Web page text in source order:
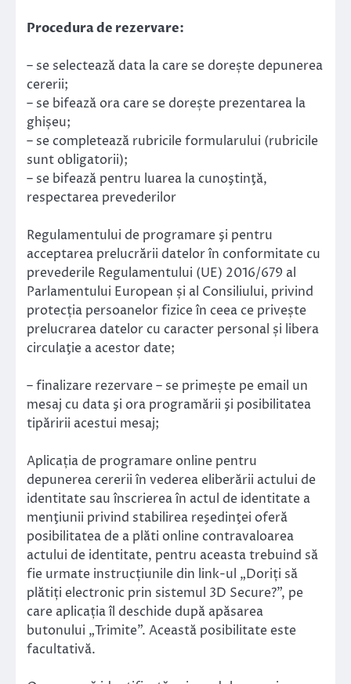
Procedura de rezervare:
– se selectează data la care se dorește depunerea
cererii;
– se bifează ora care se dorește prezentarea la
ghișeu;
– se completează rubricile formularului (rubricile
sunt obligatorii);
– se bifează pentru luarea la cunoştinţă,
respectarea prevederilor
Regulamentului de programare şi pentru
acceptarea prelucrării datelor în conformitate cu
prevederile Regulamentului (UE) 2016/679 al
Parlamentului European și al Consiliului, privind
protecția persoanelor fizice în ceea ce privește
prelucrarea datelor cu caracter personal și libera
circulaţie a acestor date;
– finalizare rezervare – se primește pe email un
mesaj cu data şi ora programării şi posibilitatea
tipăririi acestui mesaj;
Aplicația de programare online pentru
depunerea cererii în vederea eliberării actului de
identitate sau înscrierea în actul de identitate a
menţiunii privind stabilirea reşedinţei oferă
posibilitatea de a plăti online contravaloarea
actului de identitate, pentru aceasta trebuind să
fie urmate instrucțiunile din link-ul „Doriți să
plătiți electronic prin sistemul 3D Secure?”, pe
care aplicația îl deschide după apăsarea
butonului „Trimite”. Această posibilitate este
facultativă.